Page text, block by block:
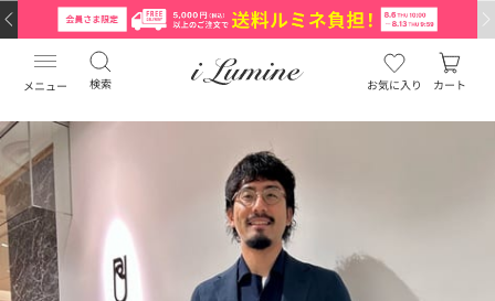
メニュー 検索 お気に入り カート